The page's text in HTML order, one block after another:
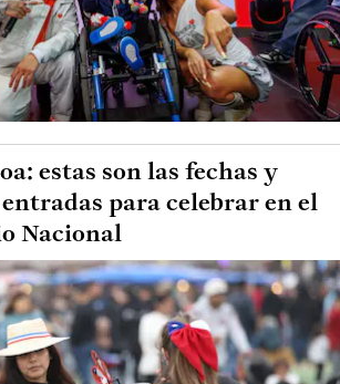
estas son las fechas y
para celebrar en el
Nacional